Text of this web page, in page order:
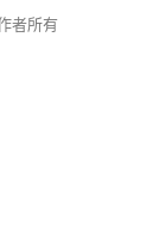
者所有